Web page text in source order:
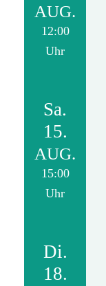
AUG.
12:00
Uhr
Sa.
15.
AUG.
15:00
Uhr
Di.
18.